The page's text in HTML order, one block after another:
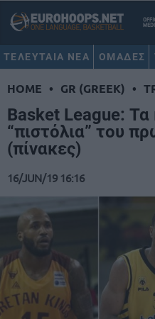
ΤΕΛΕΥΤΑΙΑ ΝΕΑ ΟΜΑΔΕΣ
HOME • GR (GREEK) •
Basket League:
“πιστόλια” του
(πίνακες)
16/JUN/19 16:16